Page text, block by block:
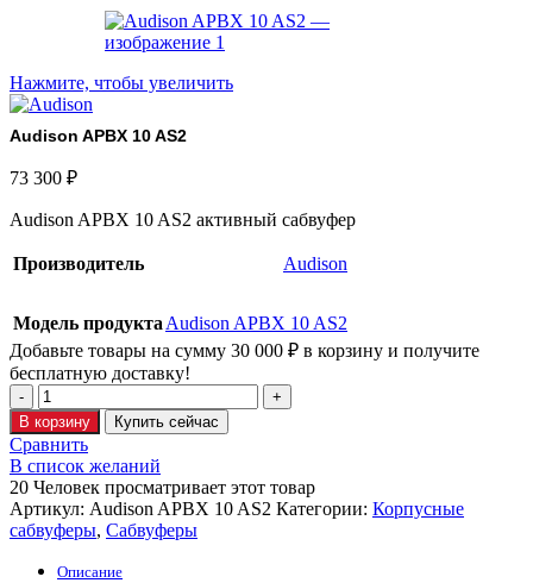
Нажмите, чтобы увеличить
Audison APBX 10 AS2
73 300 ₽
Audison APBX 10 AS2 aктивный сабвуфер
Производитель Audison
Модель продукта Audison APBX 10 AS2
Добавьте товары на сумму 30 000 ₽ в корзину и получите
бесплатную доставку!
В корзину Купить сейчас
Сравнить
В список желаний
20 Человек просматривает этот товар
Артикул: Audison APBX 10 AS2 Категории: Корпусные
сабвуферы, Сабвуферы
Описание